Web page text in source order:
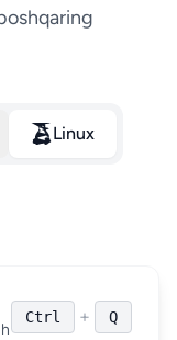
Linux
Ctrl + Q